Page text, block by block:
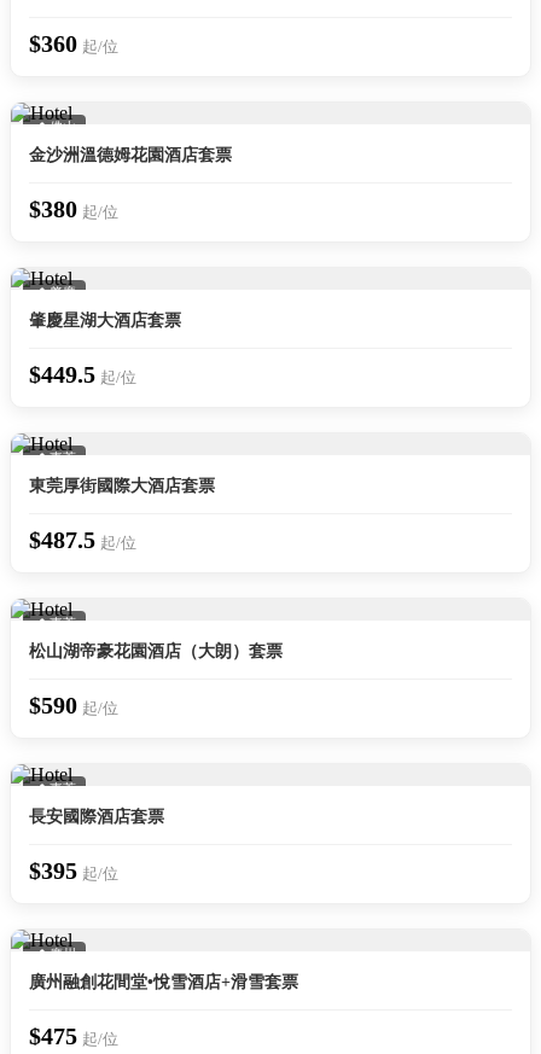
$360 起/位
📍 佛山
金沙洲溫德姆花園酒店套票
$380 起/位
📍 肇慶
肇慶星湖大酒店套票
$449.5 起/位
📍 東莞
東莞厚街國際大酒店套票
$487.5 起/位
📍 東莞
松山湖帝豪花園酒店（大朗）套票
$590 起/位
📍 東莞
長安國際酒店套票
$395 起/位
📍 廣州
廣州融創花間堂•悅雪酒店+滑雪套票
$475 起/位